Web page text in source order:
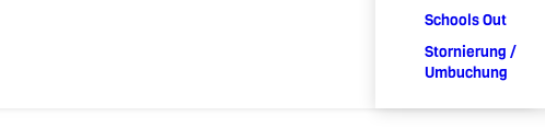
Schools Out
Stornierung /
Umbuchung